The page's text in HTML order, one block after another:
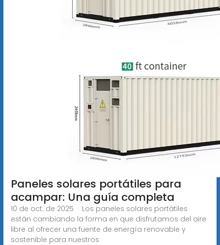
Paneles solares portátiles para
acampar: Una guía completa
10 de oct. de 2025 · Los paneles solares portátiles
están cambiando la forma en que disfrutamos del aire
libre al ofrecer una fuente de energía renovable y
sostenible para nuestros